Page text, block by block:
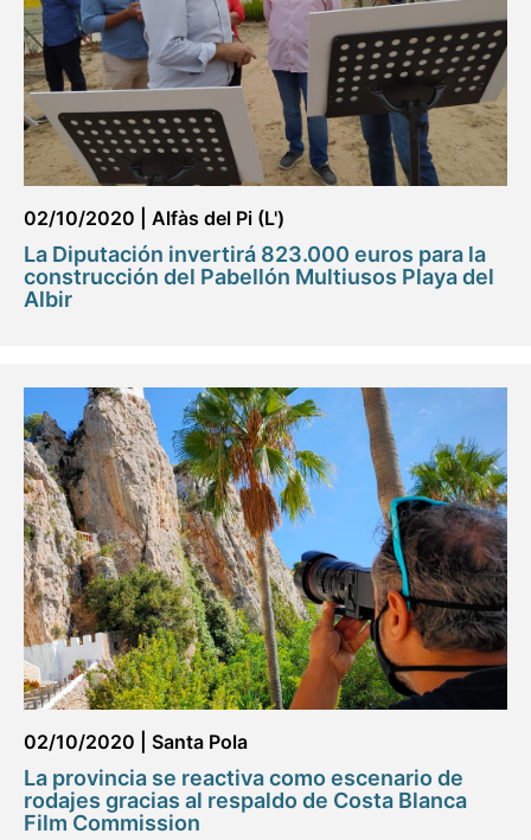
02/10/2020 Alfàs del Pi (L')
La Diputación invertirá 823.000 euros para la
construcción del Pabellón Multiusos Playa del
Albir
02/10/2020 Santa Pola
La provincia se reactiva como escenario de
rodajes gracias al respaldo de Costa Blanca
Film Commission